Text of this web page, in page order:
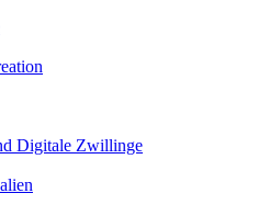
Digitale Zwillinge